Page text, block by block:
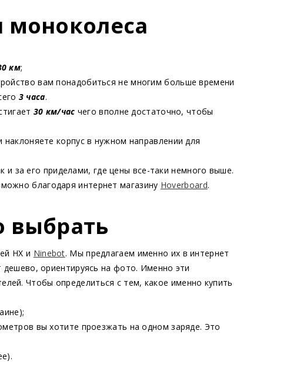
моноколеса
км;
вам понадобиться не многим больше времени
3 часа.
30 км/час чего вполне достаточно, чтобы
корпус в нужном направлении для
и за его приделами, где цены все-таки немного выше.
благодаря интернет магазину Hoverboard.
выбрать
HX и Ninebot. Мы предлагаем именно их в интернет
дешево, ориентируясь на фото. Именно эти
Чтобы определиться с тем, какое именно купить
вы хотите проезжать на одном заряде. Это